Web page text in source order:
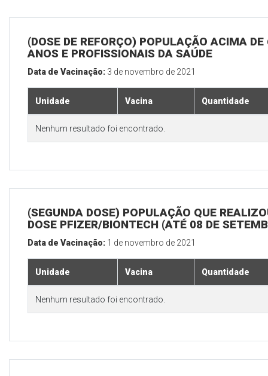
(DOSE DE REFORÇO) POPULAÇÃO ACIMA DE
ANOS E PROFISSIONAIS DA SAÚDE
Data de Vacinação: 3 de novembro de 2021
Unidade Vacina Quantidade
Nenhum resultado foi encontrado.
(SEGUNDA DOSE) POPULAÇÃO QUE
DOSE PFIZER/BIONTECH (ATÉ 08 DE
Data de Vacinação: 1 de novembro de 2021
Unidade Vacina Quantidade
Nenhum resultado foi encontrado.